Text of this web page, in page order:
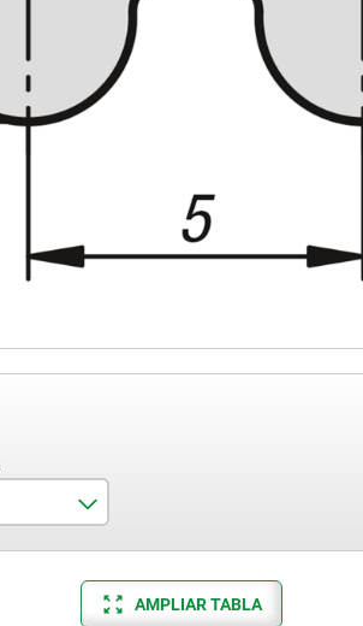
AMPLIAR TABLA